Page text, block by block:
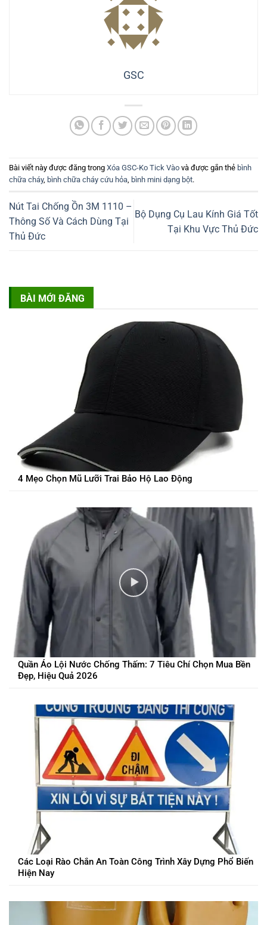
GSC
Bài viết này được đăng trong Xóa GSC-Ko Tick Vào và được gắn thẻ bình
chữa cháy, bình chữa cháy cứu hỏa, bình mini dạng bột.
Nút Tai Chống Ồn 3M 1110 –
Thông Số Và Cách Dùng Tại
Thủ Đức
Bộ Dụng Cụ Lau Kính Giá Tốt
Tại Khu Vực Thủ Đức
BÀI MỚI ĐĂNG
4 Mẹo Chọn Mũ Lưỡi Trai Bảo Hộ Lao Động
Quần Áo Lội Nước Chống Thấm: 7 Tiêu Chí Chọn Mua Bền
Đẹp, Hiệu Quả 2026
Các Loại Rào Chắn An Toàn Công Trình Xây Dựng Phổ Biến
Hiện Nay